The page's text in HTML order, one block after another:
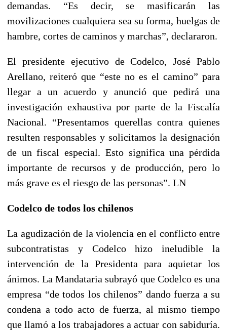
demandas. “Es decir, se masificarán las
movilizaciones cualquiera sea su forma, huelgas de
hambre, cortes de caminos y marchas”, declararon.
El presidente ejecutivo de Codelco, José Pablo
Arellano, reiteró que “este no es el camino” para
llegar a un acuerdo y anunció que pedirá una
investigación exhaustiva por parte de la Fiscalía
Nacional. “Presentamos querellas contra quienes
resulten responsables y solicitamos la designación
de un fiscal especial. Esto significa una pérdida
importante de recursos y de producción, pero lo
más grave es el riesgo de las personas”. LN
Codelco de todos los chilenos
La agudización de la violencia en el conflicto entre
subcontratistas y Codelco hizo ineludible la
intervención de la Presidenta para aquietar los
ánimos. La Mandataria subrayó que Codelco es una
empresa “de todos los chilenos” dando fuerza a su
condena a todo acto de fuerza, al mismo tiempo
que llamó a los trabajadores a actuar con sabiduría.